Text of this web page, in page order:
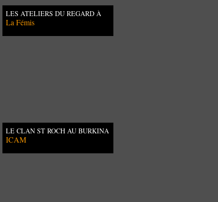
LES ATELIERS DU REGARD À
BAMAKO
La Fémis
LE CLAN ST ROCH AU BURKINA
FASO
ICAM